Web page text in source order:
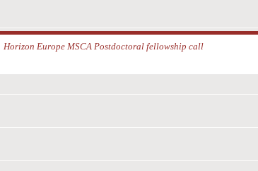
Sesiones Erasmus+ de información para Latinoamérica y el Caribe
Horizon Europe MSCA Postdoctoral fellowship call